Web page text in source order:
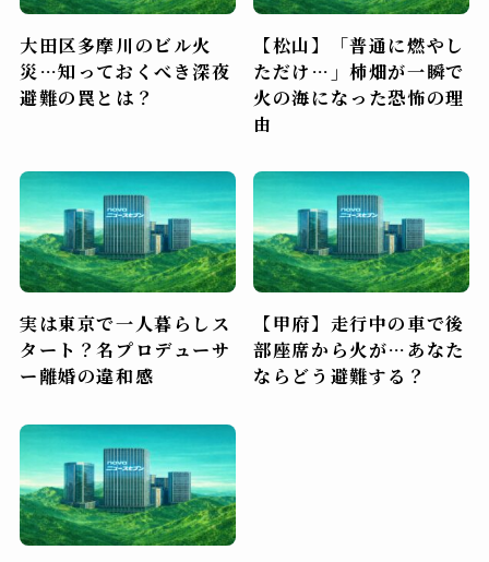
大田区多摩川のビル火
災…知っておくべき深夜
避難の罠とは？
【松山】「普通に燃やし
ただけ…」柿畑が一瞬で
火の海になった恐怖の理
由
実は東京で一人暮らしス
タート？名プロデューサ
ー離婚の違和感
【甲府】走行中の車で後
部座席から火が…あなた
ならどう避難する？